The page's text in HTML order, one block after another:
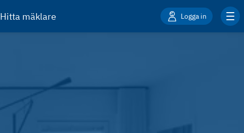
Hitta mäklare Logga in